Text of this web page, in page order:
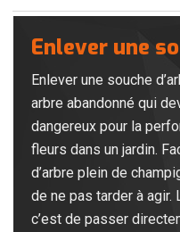
Enlever une
Enlever une souche
arbre abandonné qui
dangereux pour la
fleurs dans un jardin.
d’arbre plein de
de ne pas tarder à
c’est de passer